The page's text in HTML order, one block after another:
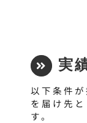
実
以下条件
を届け先
す。